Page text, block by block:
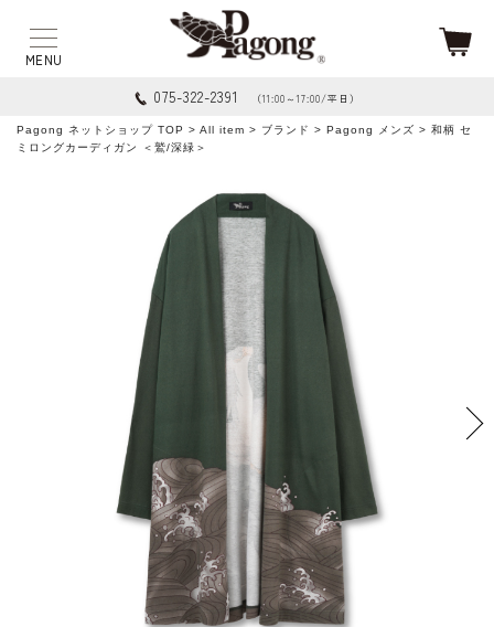
075-322-2391 （11:00～17:00/平日）
Pagong ネットショップ TOP > All item > ブランド > Pagong メンズ > 和柄 セ
ミロングカーディガン ＜鷲/深緑＞